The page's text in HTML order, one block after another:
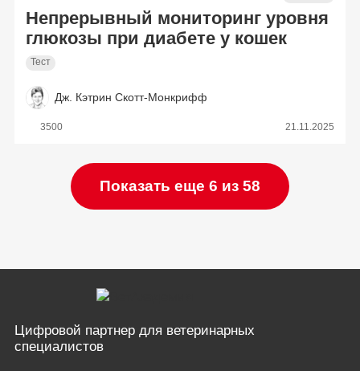
Непрерывный мониторинг уровня
глюкозы при диабете у кошек
Тест
Дж. Кэтрин Скотт-Монкрифф
3500 21.11.2025
Показать еще 6 из 58
Цифровой партнер для ветеринарных
специалистов